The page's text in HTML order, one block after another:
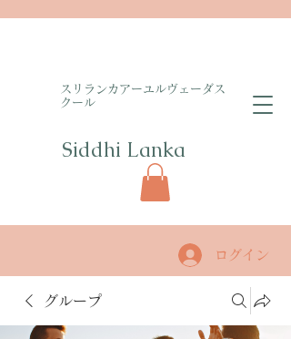
​スリランカアーユルヴェーダス
クール
Siddhi Lanka​
ログイン
グループ